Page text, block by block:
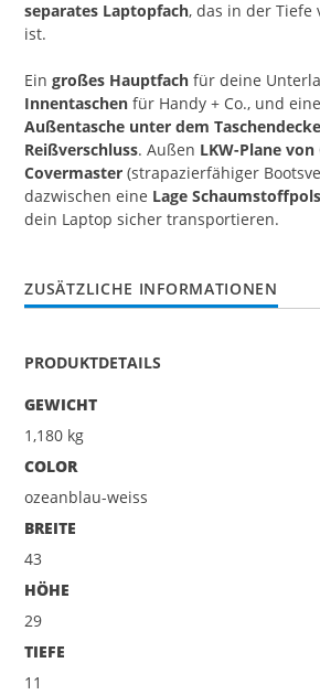
separates Laptopfach, das in der
ist.
Eingroßes Hauptfach für deine
Innentaschen für Handy + Co., und
Außentasche unter dem
Reißverschluss. Außen LKW-Plane
Covermaster (strapazierfähiger
dazwischen eine Lage
dein Laptop sicher transportieren.
ZUSÄTZLICHE INFORMATIONEN
PRODUKTDETAILS
GEWICHT
1,180 kg
COLOR
ozeanblau-weiss
BREITE
43
HÖHE
29
TIEFE
11